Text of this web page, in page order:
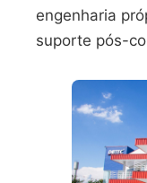
engenharia
suporte pós-